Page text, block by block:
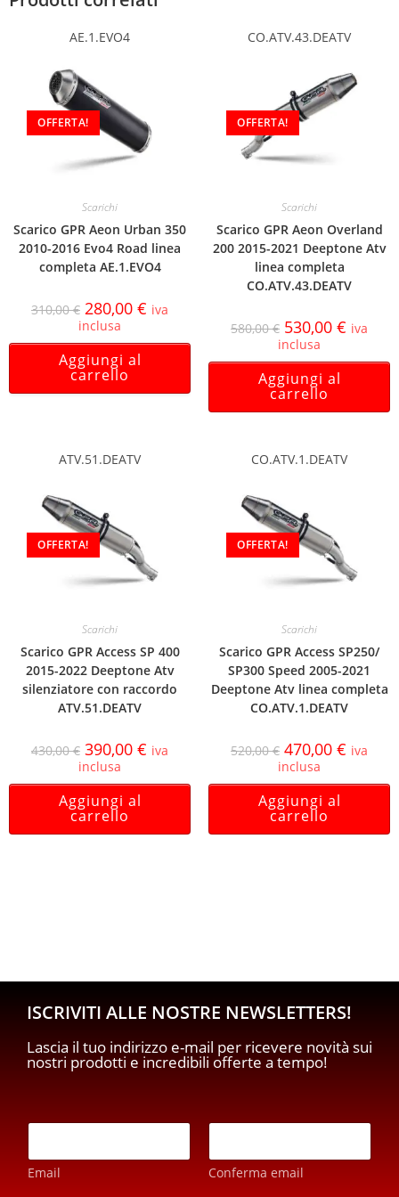
AE.1.EVO4
OFFERTA!
Scarichi
Scarico GPR Aeon Urban 350
2010-2016 Evo4 Road linea
completa AE.1.EVO4
310,00€ 280,00 € iva
inclusa
Aggiungi al
carrello
CO.ATV.43.DEATV
OFFERTA!
Scarichi
Scarico GPR Aeon Overland
200 2015-2021 Deeptone Atv
linea completa
CO.ATV.43.DEATV
580,00€ 530,00 € iva
inclusa
Aggiungi al
carrello
ATV.51.DEATV
OFFERTA!
Scarichi
Scarico GPR Access SP 400
2015-2022 Deeptone Atv
silenziatore con raccordo
ATV.51.DEATV
430,00€ 390,00 € iva
inclusa
Aggiungi al
carrello
CO.ATV.1.DEATV
OFFERTA!
Scarichi
Scarico GPR Access SP250/
SP300 Speed 2005-2021
Deeptone Atv linea completa
CO.ATV.1.DEATV
520,00€ 470,00 € iva
inclusa
Aggiungi al
carrello
ISCRIVITI ALLE NOSTRE NEWSLETTERS!
Lascia il tuo indirizzo e-mail per ricevere novità sui
nostri prodotti e incredibili offerte a tempo!
i
l
E
a
iEmail Conferma email